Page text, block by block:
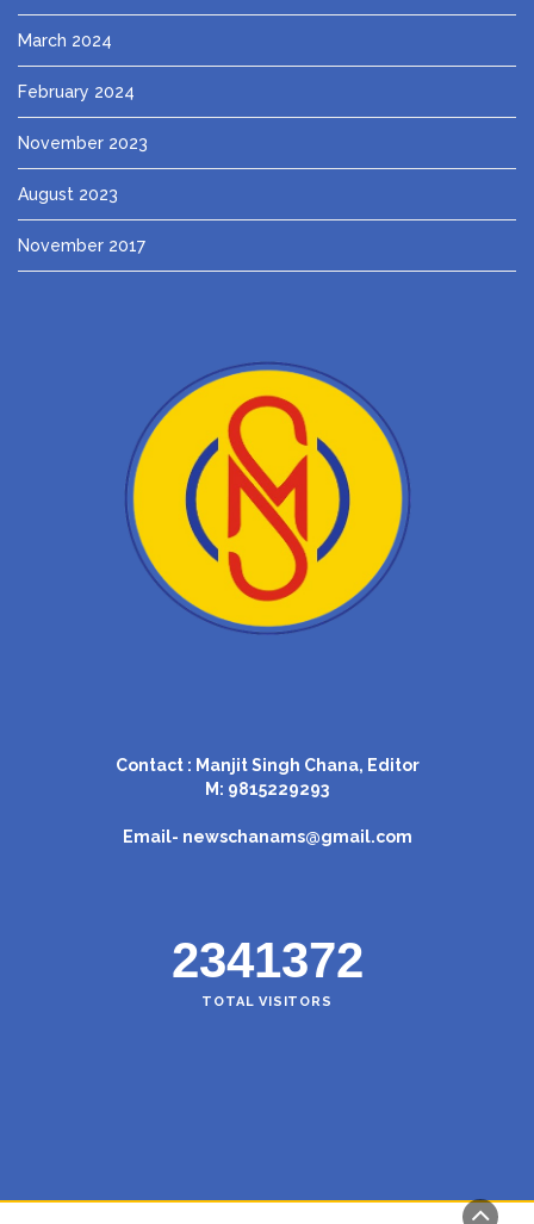
March 2024
February 2024
November 2023
August 2023
November 2017
Contact : Manjit Singh Chana, Editor
M: 9815229293
Email- newschanams@gmail.com
2341372
TOTAL VISITORS